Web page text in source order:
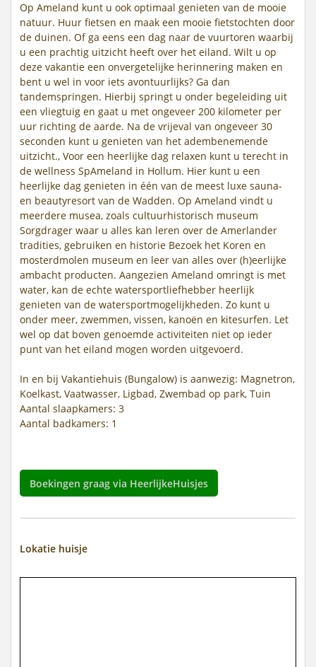
Op Ameland kunt u ook optimaal genieten van de mooie
natuur. Huur fietsen en maak een mooie fietstochten door
de duinen. Of ga eens een dag naar de vuurtoren waarbij
u een prachtig uitzicht heeft over het eiland. Wilt u op
deze vakantie een onvergetelijke herinnering maken en
bent u wel in voor iets avontuurlijks? Ga dan
tandemspringen. Hierbij springt u onder begeleiding uit
een vliegtuig en gaat u met ongeveer 200 kilometer per
uur richting de aarde. Na de vrijeval van ongeveer 30
seconden kunt u genieten van het adembenemende
uitzicht., Voor een heerlijke dag relaxen kunt u terecht in
de wellness SpAmeland in Hollum. Hier kunt u een
heerlijke dag genieten in één van de meest luxe sauna-
en beautyresort van de Wadden. Op Ameland vindt u
meerdere musea, zoals cultuurhistorisch museum
Sorgdrager waar u alles kan leren over de Amerlander
tradities, gebruiken en historie Bezoek het Koren en
mosterdmolen museum en leer van alles over (h)eerlijke
ambacht producten. Aangezien Ameland omringt is met
water, kan de echte watersportliefhebber heerlijk
genieten van de watersportmogelijkheden. Zo kunt u
onder meer, zwemmen, vissen, kanoën en kitesurfen. Let
wel op dat boven genoemde activiteiten niet op ieder
punt van het eiland mogen worden uitgevoerd.
In en bij Vakantiehuis (Bungalow) is aanwezig: Magnetron,
Koelkast, Vaatwasser, Ligbad, Zwembad op park, Tuin
Aantal slaapkamers: 3
Aantal badkamers: 1
Boekingen graag via HeerlijkeHuisjes
Lokatie huisje